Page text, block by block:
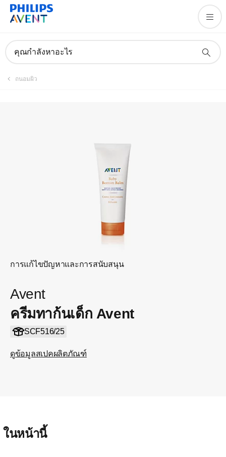
คุณกำลังหาอะไร
ถนอมผิว
การแก้ไขปัญหาและการสนับสนุน
Avent
ครีมทาก้นเด็ก Avent
SCF516/25
ดูข้อมูลสเปคผลิตภัณฑ์
ในหน้านี้